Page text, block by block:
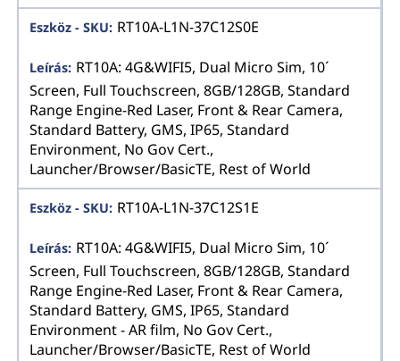
RT10A-L1N-37C12S0E
RT10A: 4G&WIFI5, Dual Micro Sim, 10´
Screen, Full Touchscreen, 8GB/128GB, Standard
Range Engine-Red Laser, Front & Rear Camera,
Standard Battery, GMS, IP65, Standard
Environment, No Gov Cert.,
Launcher/Browser/BasicTE, Rest of World
RT10A-L1N-37C12S1E
RT10A: 4G&WIFI5, Dual Micro Sim, 10´
Screen, Full Touchscreen, 8GB/128GB, Standard
Range Engine-Red Laser, Front & Rear Camera,
Standard Battery, GMS, IP65, Standard
Environment - AR film, No Gov Cert.,
Launcher/Browser/BasicTE, Rest of World